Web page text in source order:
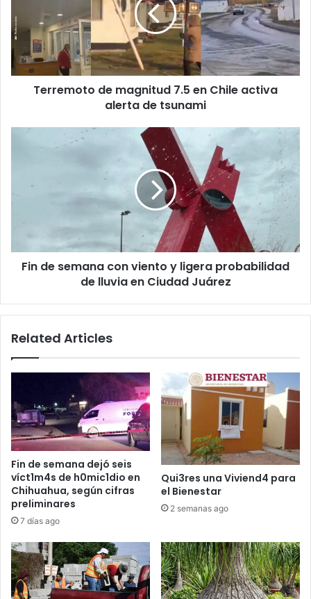
en
Chile
activa
alerta
de
tsunamiTerremoto de magnitud 7.5 en Chile activa
alerta de tsunami
de
lluvia
Fin de semana con viento y ligera probabilidad
de lluvia en Ciudad Juárez
Related Articles
Fin de semana dejó seis
víct1m4s de h0mic1dio en
Chihuahua, según cifras
preliminares
7 días ago
Qui3res una Viviend4 para
el Bienestar
2 semanas ago